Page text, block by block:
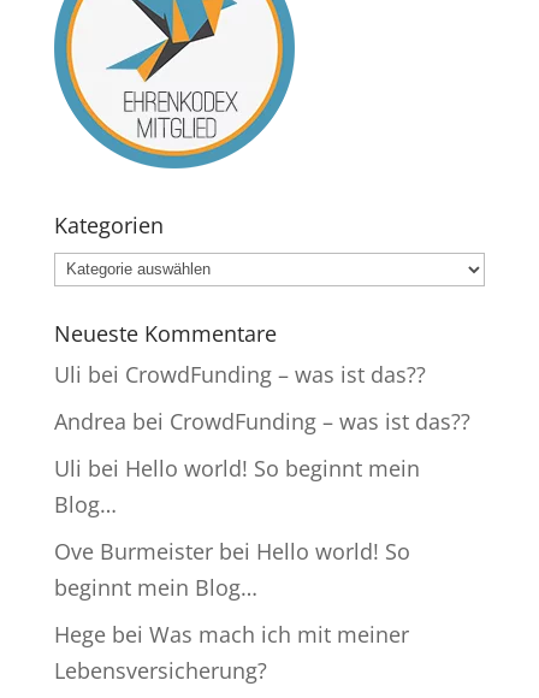
Kategorien
Kategorien
Neueste Kommentare
Uli bei CrowdFunding – was ist das??
Andrea bei CrowdFunding – was ist das??
Uli bei Hello world! So beginnt mein
Blog…
Ove Burmeisterbei Hello world! So
beginnt mein Blog…
Hegebei Was mach ich mit meiner
Lebensversicherung?